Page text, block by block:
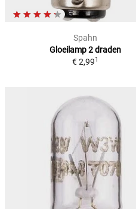
Spahn
Gloeilamp 2 draden
€ 2,991